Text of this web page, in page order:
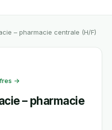
– pharmacie centrale (H/F)
→
– pharmacie